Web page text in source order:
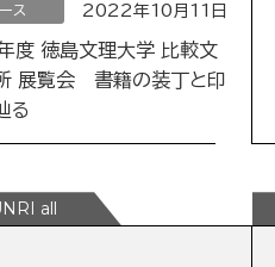
ス 2022年10月11日
徳島文理大学 比較文
展覧会 書籍の装丁と印
る